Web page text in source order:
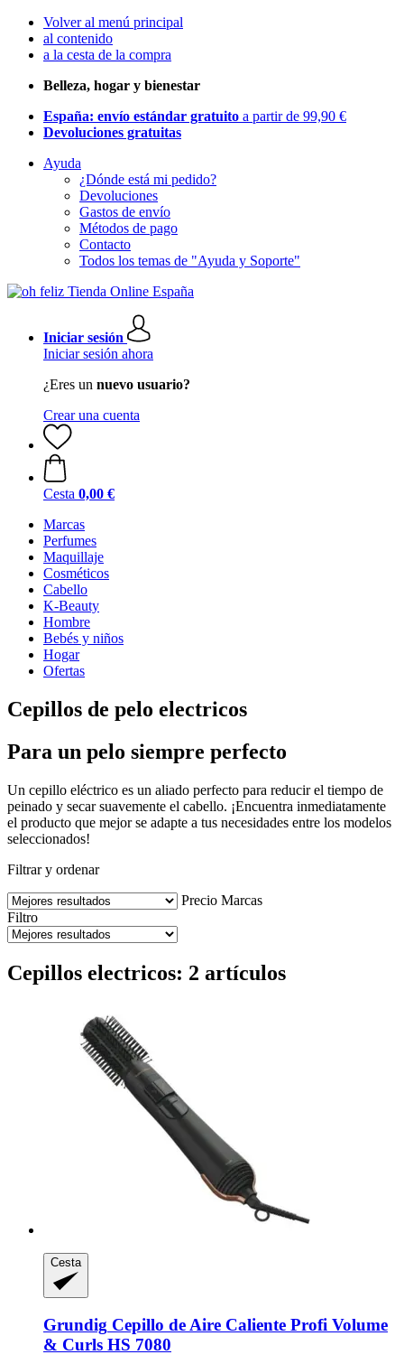
Volver al menú principal
al contenido
a la cesta de la compra
Belleza, hogar y bienestar
España: envío estándar gratuito a partir de 99,90 €
Devoluciones gratuitas
Ayuda
¿Dónde está mi pedido?
Devoluciones
Gastos de envío
Métodos de pago
Contacto
Todos los temas de "Ayuda y Soporte"
Iniciar sesión
Iniciar sesión ahora
¿Eres un nuevo usuario?
Crear una cuenta
Cesta 0,00 €
Marcas
Perfumes
Maquillaje
Cosméticos
Cabello
K-Beauty
Hombre
Bebés y niños
Hogar
Ofertas
Cepillos de pelo electricos
Para un pelo siempre perfecto
Un cepillo eléctrico es un aliado perfecto para reducir el tiempo de
peinado y secar suavemente el cabello. ¡Encuentra inmediatamente
el producto que mejor se adapte a tus necesidades entre los modelos
seleccionados!
Filtrar y ordenar
Precio Marcas
Filtro
Cepillos electricos: 2 artículos
Cesta
Grundig Cepillo de Aire Caliente Profi Volume
& Curls HS 7080